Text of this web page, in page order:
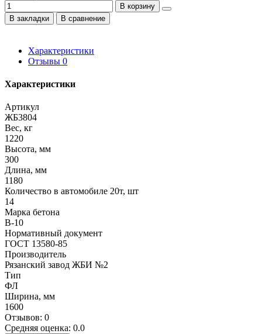
В корзину
В закладки
В сравнение
Характеристики
Отзывы 0
Характеристики
Артикул
ЖБ3804
Вес, кг
1220
Высота, мм
300
Длина, мм
1180
Количество в автомобиле 20т, шт
14
Марка бетона
В-10
Нормативный документ
ГОСТ 13580-85
Производитель
Рязанский завод ЖБИ №2
Тип
ФЛ
Ширина, мм
1600
Отзывов: 0
Средняя оценка: 0.0